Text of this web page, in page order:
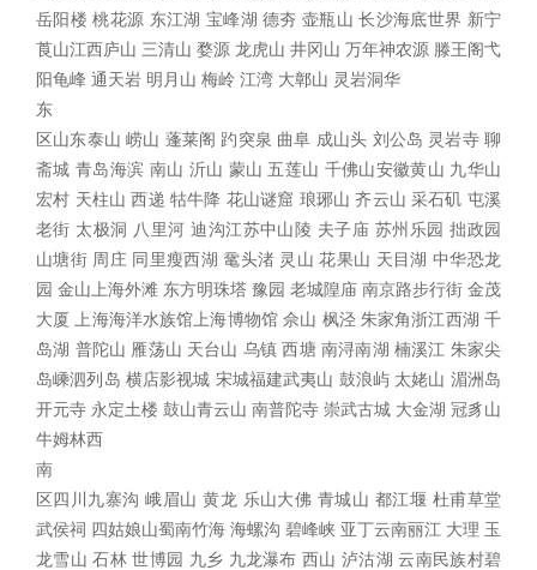
岳阳楼 桃花源 东江湖 宝峰湖 德夯 壶瓶山 长沙海底世界 新宁
莨山江西庐山 三清山 婺源 龙虎山 井冈山 万年神农源 滕王阁弋
阳龟峰 通天岩 明月山 梅岭 江湾 大鄣山 灵岩洞华
东
区山东泰山 崂山 蓬莱阁 趵突泉 曲阜 成山头 刘公岛 灵岩寺 聊
斋城 青岛海滨 南山 沂山 蒙山 五莲山 千佛山安徽黄山 九华山
宏村 天柱山 西递 牯牛降 花山谜窟 琅琊山 齐云山 采石矶 屯溪
老街 太极洞 八里河 迪沟江苏中山陵 夫子庙 苏州乐园 拙政园
山塘街 周庄 同里瘦西湖 鼋头渚 灵山 花果山 天目湖 中华恐龙
园 金山上海外滩 东方明珠塔 豫园 老城隍庙 南京路步行街 金茂
大厦 上海海洋水族馆上海博物馆 佘山 枫泾 朱家角浙江西湖 千
岛湖 普陀山 雁荡山 天台山 乌镇 西塘 南浔南湖 楠溪江 朱家尖
岛嵊泗列岛 横店影视城 宋城福建武夷山 鼓浪屿 太姥山 湄洲岛
开元寺 永定土楼 鼓山青云山 南普陀寺 崇武古城 大金湖 冠豸山
牛姆林西
南
区四川九寨沟 峨眉山 黄龙 乐山大佛 青城山 都江堰 杜甫草堂
武侯祠 四姑娘山蜀南竹海 海螺沟 碧峰峡 亚丁云南丽江 大理 玉
龙雪山 石林 世博园 九乡 九龙瀑布 西山 泸沽湖 云南民族村碧